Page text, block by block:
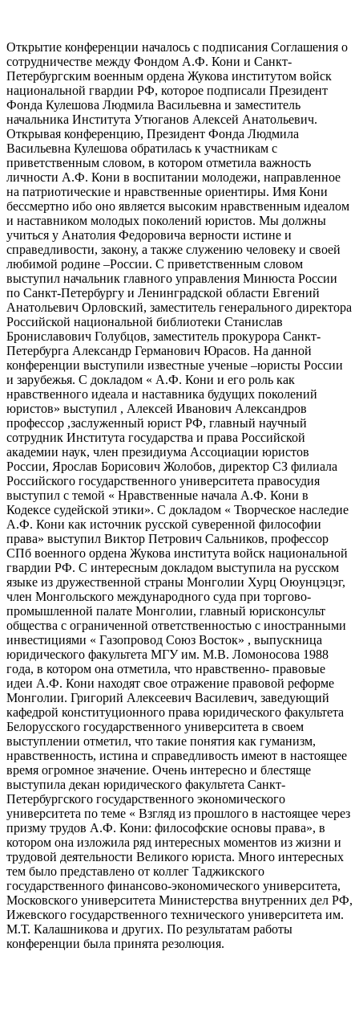
Открытие конференции началось с подписания Соглашения о
сотрудничестве между Фондом А.Ф. Кони и Санкт-
Петербургским военным ордена Жукова институтом войск
национальной гвардии РФ, которое подписали Президент
Фонда Кулешова Людмила Васильевна и заместитель
начальника Института Утюганов Алексей Анатольевич.
Открывая конференцию, Президент Фонда Людмила
Васильевна Кулешова обратилась к участникам с
приветственным словом, в котором отметила важность
личности А.Ф. Кони в воспитании молодежи, направленное
на патриотические и нравственные ориентиры. Имя Кони
бессмертно ибо оно является высоким нравственным идеалом
и наставником молодых поколений юристов. Мы должны
учиться у Анатолия Федоровича верности истине и
справедливости, закону, а также служению человеку и своей
любимой родине –России. С приветственным словом
выступил начальник главного управления Минюста России
по Санкт-Петербургу и Ленинградской области Евгений
Анатольевич Орловский, заместитель генерального директора
Российской национальной библиотеки Станислав
Брониславович Голубцов, заместитель прокурора Санкт-
Петербурга Александр Германович Юрасов. На данной
конференции выступили известные ученые –юристы России
и зарубежья. С докладом « А.Ф. Кони и его роль как
нравственного идеала и наставника будущих поколений
юристов» выступил , Алексей Иванович Александров
профессор ,заслуженный юрист РФ, главный научный
сотрудник Института государства и права Российской
академии наук, член президиума Ассоциации юристов
России, Ярослав Борисович Жолобов, директор СЗ филиала
Российского государственного университета правосудия
выступил с темой « Нравственные начала А.Ф. Кони в
Кодексе судейской этики». С докладом « Творческое наследие
А.Ф. Кони как источник русской суверенной философии
права» выступил Виктор Петрович Сальников, профессор
СПб военного ордена Жукова института войск национальной
гвардии РФ. С интересным докладом выступила на русском
языке из дружественной страны Монголии Хурц Оюунцэцэг,
член Монгольского международного суда при торгово-
промышленной палате Монголии, главный юрисконсульт
общества с ограниченной ответственностью с иностранными
инвестициями « Газопровод Союз Восток» , выпускница
юридического факультета МГУ им. М.В. Ломоносова 1988
года, в котором она отметила, что нравственно- правовые
идеи А.Ф. Кони находят свое отражение правовой реформе
Монголии. Григорий Алексеевич Василевич, заведующий
кафедрой конституционного права юридического факультета
Белорусского государственного университета в своем
выступлении отметил, что такие понятия как гуманизм,
нравственность, истина и справедливость имеют в настоящее
время огромное значение. Очень интересно и блестяще
выступила декан юридического факультета Санкт-
Петербургского государственного экономического
университета по теме « Взгляд из прошлого в настоящее через
призму трудов А.Ф. Кони: философские основы права», в
котором она изложила ряд интересных моментов из жизни и
трудовой деятельности Великого юриста. Много интересных
тем было представлено от коллег Таджикского
государственного финансово-экономического университета,
Московского университета Министерства внутренних дел РФ,
Ижевского государственного технического университета им.
М.Т. Калашникова и других. По результатам работы
конференции была принята резолюция.